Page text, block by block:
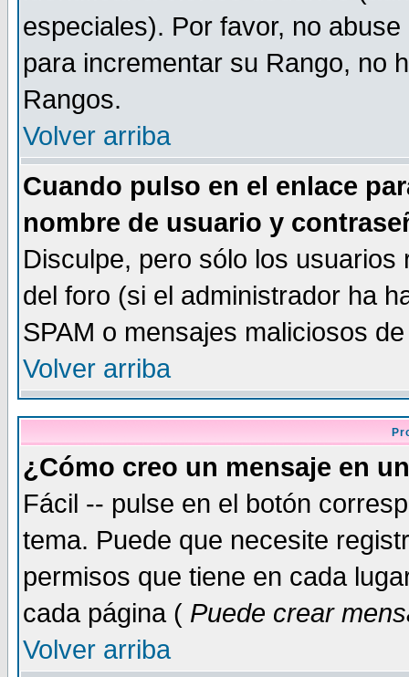
especiales). Por favor, no
para incrementar su Rango, no
Rangos.
Volver arriba
Cuando pulso en el enlace
nombre de usuario y
Disculpe, pero sólo los
del foro (si el administrador ha
SPAM o mensajes maliciosos
Volver arriba
¿Cómo creo un mensaje en
Fácil -- pulse en el botón
tema. Puede que necesite
permisos que tiene en cada
cada página ( Puede crear
Volver arriba